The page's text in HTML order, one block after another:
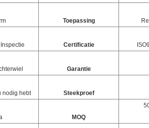
Toepassing
Certificatie
Garantie
nodig hebt Steekproef
MOQ